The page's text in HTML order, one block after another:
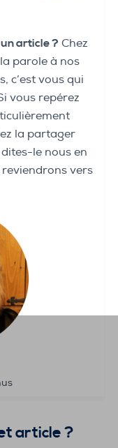
article ? Chez
parole à nos
c’est vous qui
vous repérez
la partager
le nous en
vers
article ?